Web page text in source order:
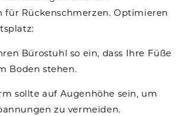
für Rückenschmerzen. Optimieren
Bürostuhl so ein, dass Ihre Füße
Boden stehen.
sollte auf Augenhöhe sein, um
zu vermeiden.